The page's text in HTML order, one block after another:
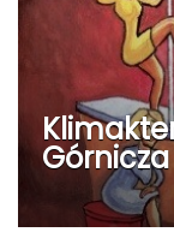
Górnicza